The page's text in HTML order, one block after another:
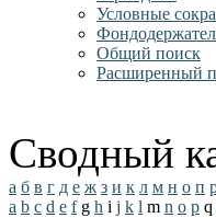
Условные
Общий поиск
Расширенный
Сводный
а б в г д е ж з и к л м н о п
a b c d e f g h i j k l m n o p q